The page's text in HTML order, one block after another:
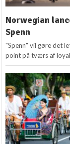
Norwegian
Spenn
"Spenn" vil gøre det
point på tværs af